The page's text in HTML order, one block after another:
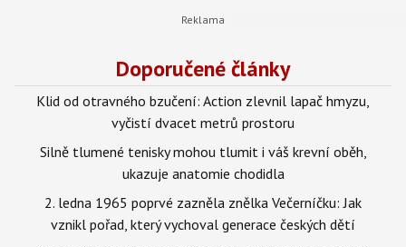
Doporučené články
Klid od otravného bzučení: Action zlevnil lapač hmyzu,
vyčistí dvacet metrů prostoru
Silně tlumené tenisky mohou tlumit i váš krevní oběh,
ukazuje anatomie chodidla
2. ledna 1965 poprvé zazněla znělka Večerníčku: Jak
vznikl pořad, který vychoval generace českých dětí